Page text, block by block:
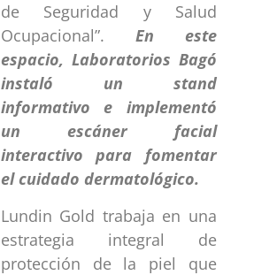
de Seguridad y Salud
Ocupacional”. En este
espacio, Laboratorios Bagó
instaló un stand
informativo e implementó
un escáner facial
interactivo para fomentar
el cuidado dermatológico.
Lundin Gold trabaja en una
estrategia integral de
protección de la piel que